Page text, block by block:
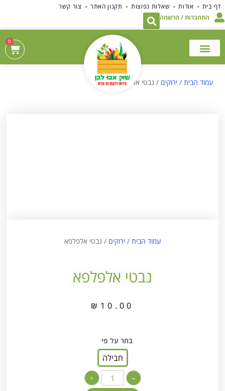
לתוכן
דף בית אודות שאלות נפוצות תקנון האתר
צור קשר
התחברות / הרשמה
0
עמוד הבית /ירוקים / נבטי אלפלפא
עמוד הבית /ירוקים / נבטי אלפלפא
נבטי אלפלפא
₪ 10.00
בחר על פי
חבילה
-
+